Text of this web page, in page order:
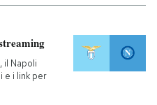
il Napoli
e i link per